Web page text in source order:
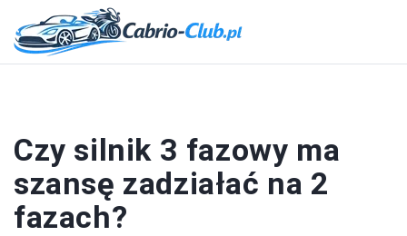
Czy silnik 3 fazowy ma
szansę zadziałać na 2
fazach?